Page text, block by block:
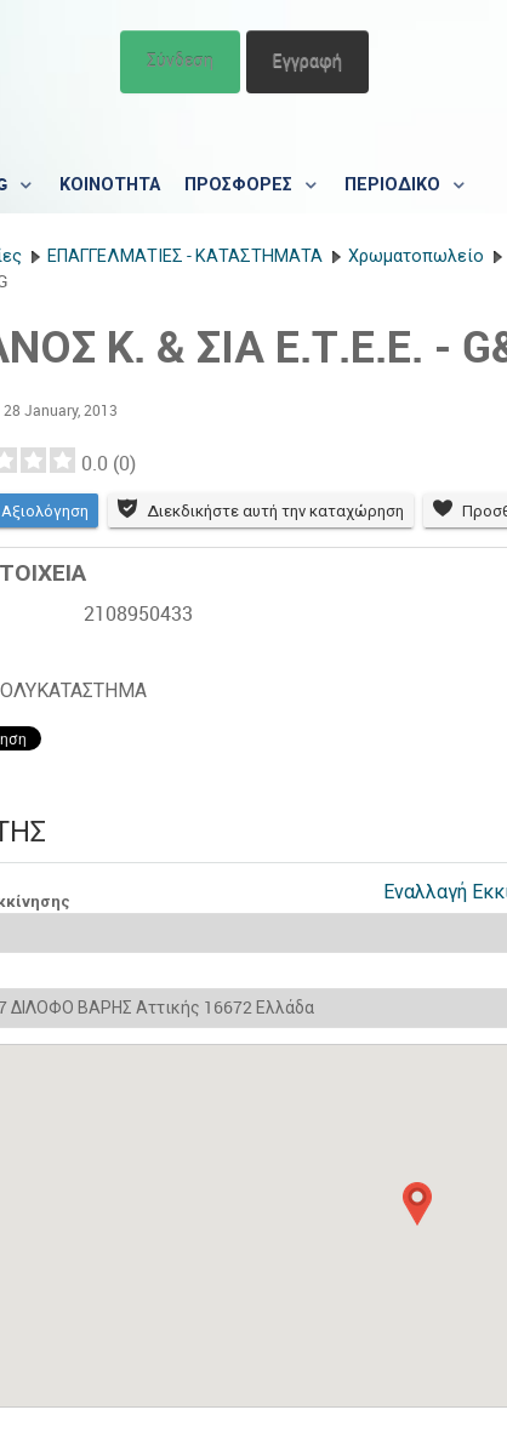
Σύνδεση Εγγραφή
ΚΟΙΝΟΤΗΤΑ ΠΡΟΣΦΟΡΕΣ ΠΕΡΙΟΔΙΚΟ
ΕΠΑΓΓΕΛΜΑΤΙΕΣ - ΚΑΤΑΣΤΗΜΑΤΑ
Χρωματοπωλείο
Κ. & ΣΙΑ Ε.Τ.Ε.Ε. -
28 January, 2013
0.0 (0)
Διεκδικήστε αυτή την καταχώρηση
2108950433
Εναλλαγή